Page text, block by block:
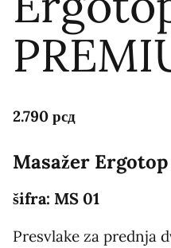
2.790 рсд
Masažer
šifra: MS 01
Presvlake za prednja